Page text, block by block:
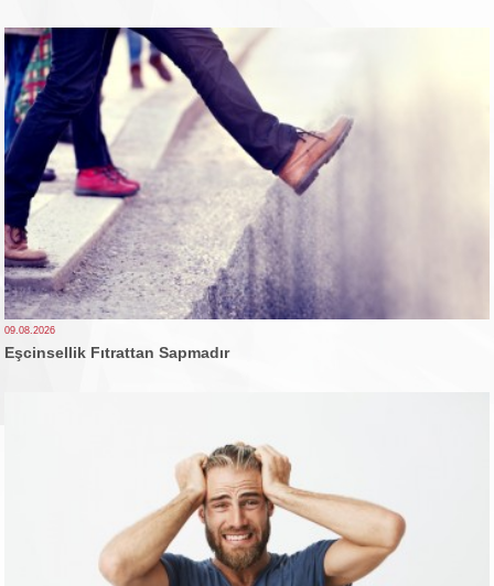
09.08.2026
Eşcinsellik Fıtrattan Sapmadır